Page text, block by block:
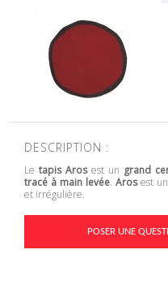
DESCRIPTION :
Le tapis Arosest un grand
tracé à main levée. Arosest un
et irrégulière.
POSER UNE